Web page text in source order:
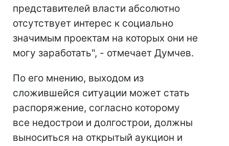
представителей власти абсолютно
отсутствует интерес к социально
значимым проектам на которых они не
могу заработать", - отмечает Думчев.
По его мнению, выходом из
сложившейся ситуации может стать
распоряжение, согласно которому
все недострои и долгострои, должны
выноситься на открытый аукцион и